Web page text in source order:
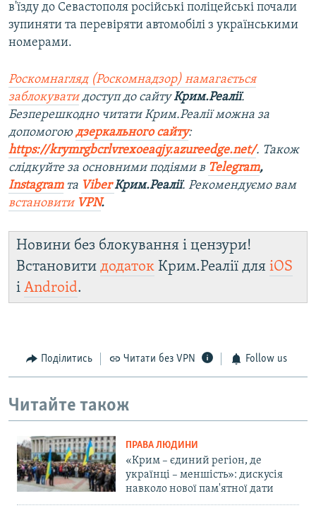
в'їзду до Севастополя російські поліцейські почали
зупиняти та перевіряти автомобілі з українськими
номерами.
Роскомнагляд (Роскомнадзор) намагається
заблокуватидоступ до сайтуКрим.Реалії.
Безперешкодно читати Крим.Реалії можна за
допомогою дзеркального сайту:
https://krymrgbcrlvrexoeaqjy.azureedge.net/. Також
слідкуйте за основними подіями в Telegram,
Instagramта ViberКрим.Реалії. Рекомендуємо вам
встановити VPN.
Новини без блокування і цензури!
Встановити додаток Крим.Реалії для iOS
і Android.
Поділитись Читати без VPN Follow us
Читайте також
ПРАВА ЛЮДИНИ
«Крим – єдиний регіон, де
українці – меншість»: дискусія
навколо нової пам'ятної дати